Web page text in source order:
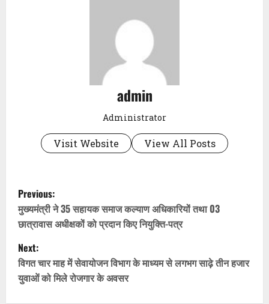
admin
Administrator
Visit Website View All Posts
P
o
s
t
n
Previous:
मुख्यमंत्री ने 35 सहायक समाज कल्याण अधिकारियों तथा 03
छात्रावास अधीक्षकों को प्रदान किए नियुक्ति-पत्र
Next:
विगत चार माह में सेवायोजन विभाग के माध्यम से लगभग साढ़े तीन हजार
युवाओं को मिले रोजगार के अवसर